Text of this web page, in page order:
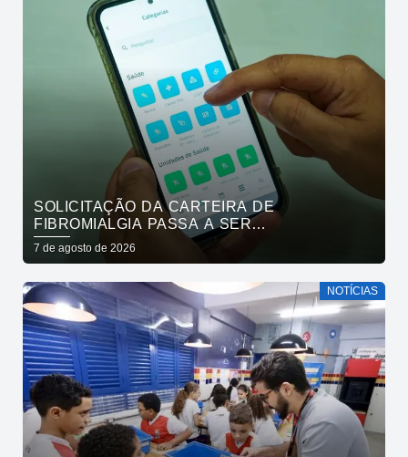
SOLICITAÇÃO DA CARTEIRA DE
FIBROMIALGIA PASSA A SER
EXCLUSIVAMENTE PELO APLICATIVO JOÃO
PESSOA NA PALMA DA MÃO
7 de agosto de 2026
NOTÍCIAS